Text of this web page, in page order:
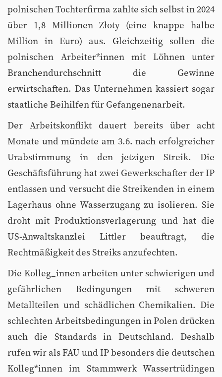
polnischen Tochterfirma zahlte sich selbst in 2024
über 1,8 Millionen Złoty (eine knappe halbe
Million in Euro) aus. Gleichzeitig sollen die
polnischen Arbeiter*innen mit Löhnen unter
Branchendurchschnitt die Gewinne
erwirtschaften. Das Unternehmen kassiert sogar
staatliche Beihilfen für Gefangenenarbeit.
Der Arbeitskonflikt dauert bereits über acht
Monate und mündete am 3.6. nach erfolgreicher
Urabstimmung in den jetzigen Streik. Die
Geschäftsführung hat zwei Gewerkschafter der IP
entlassen und versucht die Streikenden in einem
Lagerhaus ohne Wasserzugang zu isolieren. Sie
droht mit Produktionsverlagerung und hat die
US-Anwaltskanzlei Littler beauftragt, die
Rechtmäßigkeit des Streiks anzufechten.
Die Kolleg_innen arbeiten unter schwierigen und
gefährlichen Bedingungen mit schweren
Metallteilen und schädlichen Chemikalien. Die
schlechten Arbeitsbedingungen in Polen drücken
auch die Standards in Deutschland. Deshalb
rufen wir als FAU und IP besonders die deutschen
Kolleg*innen im Stammwerk Wassertrüdingen